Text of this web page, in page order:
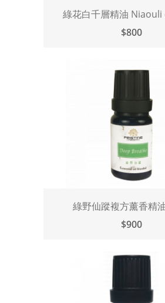
綠花白千層精油 Niaouli
$800
綠野仙蹤複方薰香精
$900